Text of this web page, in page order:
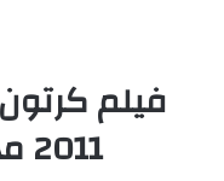
2011 مدبلج HD كامل